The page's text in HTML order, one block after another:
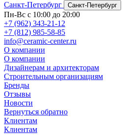
Санкт-Петербург
Санкт-Петербург
Пн-Вс с 10:00 до 20:00
+7 (962) 343-21-12
+7 (812) 985-58-85
info@ceramic-center.ru
О компании
О компании
Дизайнерам и архитекторам
Строительным организациям
Бренды
Отзывы
Новости
Вернуться обратно
Клиентам
Клиентам